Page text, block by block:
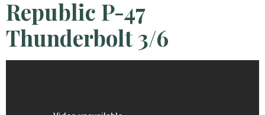
Republic P-47
Thunderbolt 3/6